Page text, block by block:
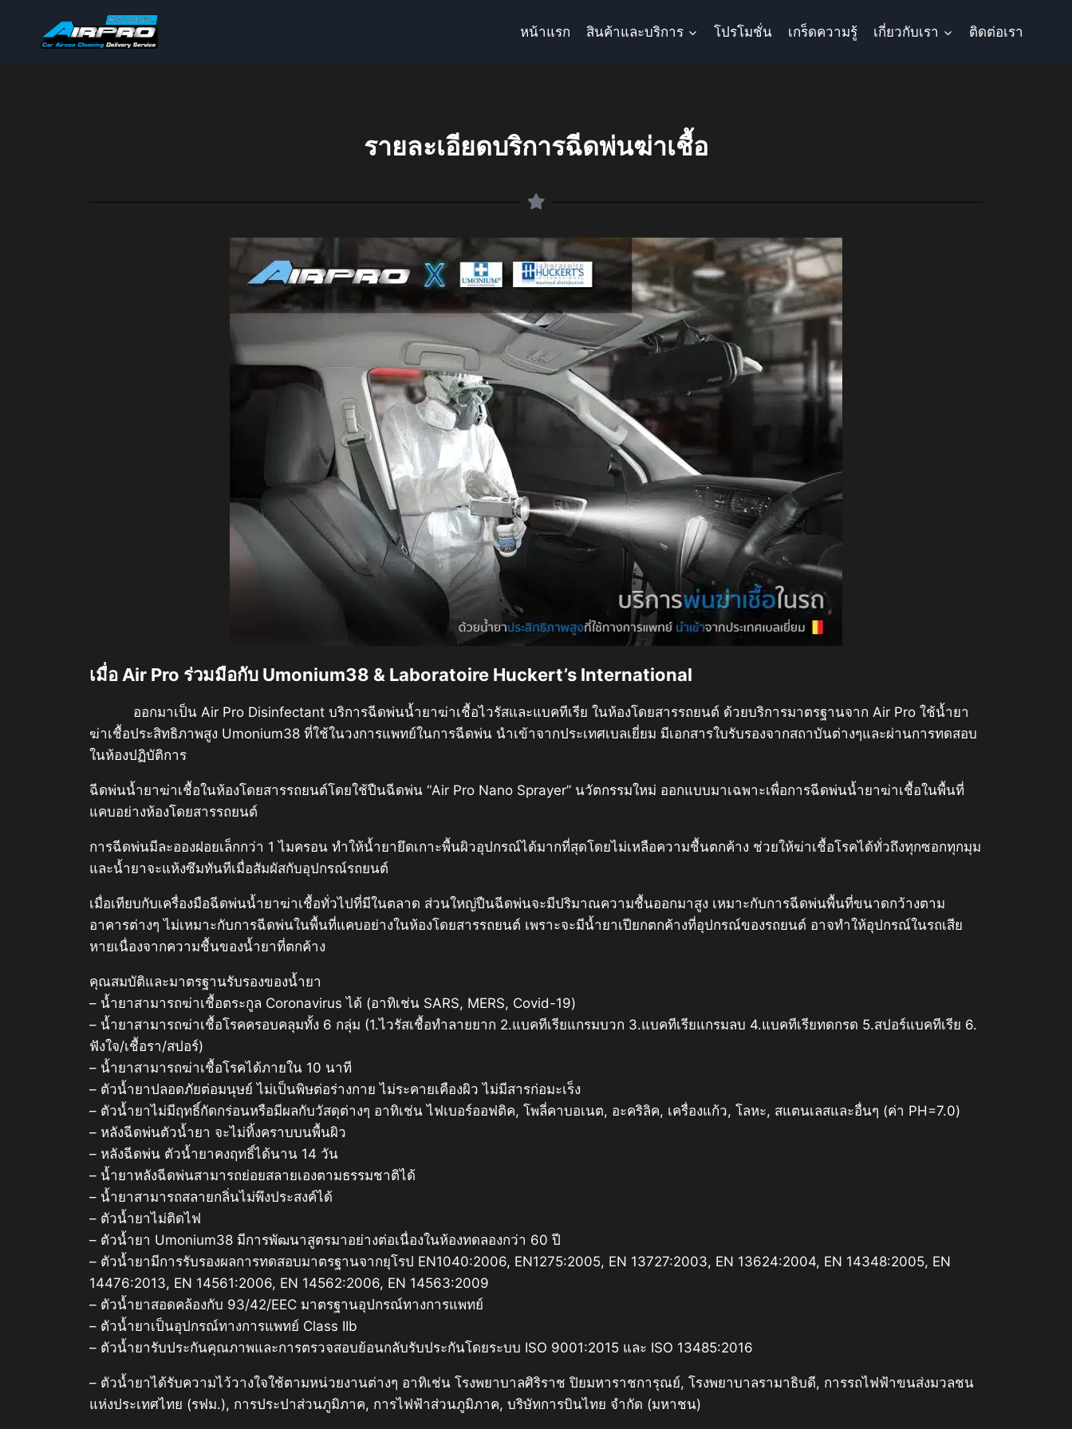
หน้าแรก สินค้าและบริการ โปรโมชั่น เกร็ดความรู้ เกี่ยวกับเรา ติดต่อเรา
รายละเอียดบริการฉีดพ่นฆ่าเชื้อ
เมื่อ Air Pro ร่วมมือกับ Umonium38 & Laboratoire Huckert’s International
ออกมาเป็น Air Pro Disinfectant บริการฉีดพ่นน้ำยาฆ่าเชื้อไวรัสและแบคทีเรีย ในห้องโดยสารรถยนต์ ด้วยบริการมาตรฐานจาก Air Pro ใช้น้ำยา
ฆ่าเชื้อประสิทธิภาพสูง Umonium38 ที่ใช้ในวงการแพทย์ในการฉีดพ่น นำเข้าจากประเทศเบลเยี่ยม มีเอกสารใบรับรองจากสถาบันต่างๆและผ่านการทดสอบ
ในห้องปฏิบัติการ
ฉีดพ่นน้ำยาฆ่าเชื้อในห้องโดยสารรถยนต์โดยใช้ปืนฉีดพ่น “Air Pro Nano Sprayer” นวัตกรรมใหม่ ออกแบบมาเฉพาะเพื่อการฉีดพ่นน้ำยาฆ่าเชื้อในพื้นที่
แคบอย่างห้องโดยสารรถยนต์
การฉีดพ่นมีละอองฝอยเล็กกว่า 1 ไมครอน ทำให้น้ำยายึดเกาะพื้นผิวอุปกรณ์ได้มากที่สุดโดยไม่เหลือความชื้นตกค้าง ช่วยให้ฆ่าเชื้อโรคได้ทั่วถึงทุกซอกทุกมุม
และน้ำยาจะแห้งซึมทันทีเมื่อสัมผัสกับอุปกรณ์รถยนต์
เมื่อเทียบกับเครื่องมือฉีดพ่นน้ำยาฆ่าเชื้อทั่วไปที่มีในตลาด ส่วนใหญ่ปืนฉีดพ่นจะมีปริมาณความชื้นออกมาสูง เหมาะกับการฉีดพ่นพื้นที่ขนาดกว้างตาม
อาคารต่างๆ ไม่เหมาะกับการฉีดพ่นในพื้นที่แคบอย่างในห้องโดยสารรถยนต์ เพราะจะมีน้ำยาเปียกตกค้างที่อุปกรณ์ของรถยนต์ อาจทำให้อุปกรณ์ในรถเสีย
หายเนื่องจากความชื้นของน้ำยาที่ตกค้าง
คุณสมบัติและมาตรฐานรับรองของน้ำยา
– น้ำยาสามารถฆ่าเชื้อตระกูล Coronavirus ได้ (อาทิเช่น SARS, MERS, Covid-19)
– น้ำยาสามารถฆ่าเชื้อโรคครอบคลุมทั้ง 6 กลุ่ม (1.ไวรัสเชื้อทำลายยาก 2.แบคทีเรียแกรมบวก 3.แบคทีเรียแกรมลบ 4.แบคทีเรียทดกรด 5.สปอร์แบคทีเรีย 6.
ฟังใจ/เชื้อรา/สปอร์)
– น้ำยาสามารถฆ่าเชื้อโรคได้ภายใน 10 นาที
– ตัวน้ำยาปลอดภัยต่อมนุษย์ ไม่เป็นพิษต่อร่างกาย ไม่ระคายเคืองผิว ไม่มีสารก่อมะเร็ง
– ตัวน้ำยาไม่มีฤทธิ์กัดกร่อนหรือมีผลกับวัสดุต่างๆ อาทิเช่น ไฟเบอร์ออฟติค, โพลี่คาบอเนต, อะคริลิค, เครื่องแก้ว, โลหะ, สแตนเลสและอื่นๆ (ค่า PH=7.0)
– หลังฉีดพ่นตัวน้ำยา จะไม่ทิ้งคราบบนพื้นผิว
– หลังฉีดพ่น ตัวน้ำยาคงฤทธิ์ได้นาน 14 วัน
– น้ำยาหลังฉีดพ่นสามารถย่อยสลายเองตามธรรมชาติได้
– น้ำยาสามารถสลายกลิ่นไม่พึงประสงค์ได้
– ตัวน้ำยาไม่ติดไฟ
– ตัวน้ำยา Umonium38 มีการพัฒนาสูตรมาอย่างต่อเนื่องในห้องทดลองกว่า 60 ปี
– ตัวน้ำยามีการรับรองผลการทดสอบมาตรฐานจากยุโรป EN1040:2006, EN1275:2005, EN 13727:2003, EN 13624:2004, EN 14348:2005, EN
14476:2013, EN 14561:2006, EN 14562:2006, EN 14563:2009
– ตัวน้ำยาสอดคล้องกับ 93/42/EEC มาตรฐานอุปกรณ์ทางการแพทย์
– ตัวน้ำยาเป็นอุปกรณ์ทางการแพทย์ Class IIb
– ตัวน้ำยารับประกันคุณภาพและการตรวจสอบย้อนกลับรับประกันโดยระบบ ISO 9001:2015 และ ISO 13485:2016
– ตัวน้ำยาได้รับความไว้วางใจใช้ตามหน่วยงานต่างๆ อาทิเช่น โรงพยาบาลศิริราช ปิยมหาราชการุณย์, โรงพยาบาลรามาธิบดี, การรถไฟฟ้าขนส่งมวลชน
แห่งประเทศไทย (รฟม.), การประปาส่วนภูมิภาค, การไฟฟ้าส่วนภูมิภาค, บริษัทการบินไทย จำกัด (มหาชน)